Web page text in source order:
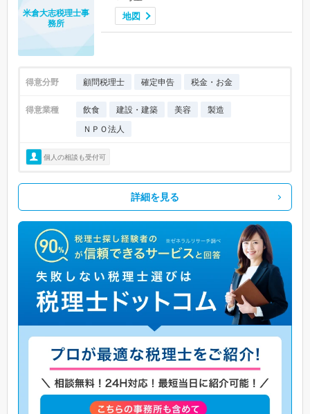
地図
米倉大志税理士事
務所
得意分野 顧問税理士 確定申告 税金・お金
得意業種 飲食 建設・建築 美容
製造
ＮＰＯ法人
個人の相談も受付可
詳細を見る